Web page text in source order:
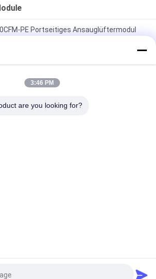
PE Portseitiges Ansauglüftermodul
4321 with 2 onboard GE, 2 NIM slots, 1 ISC
default, 4 GB DRAM default
Cisco 1000 Reihe ASR-Plattform-Cisco-
3:46 PM
are you looking for?